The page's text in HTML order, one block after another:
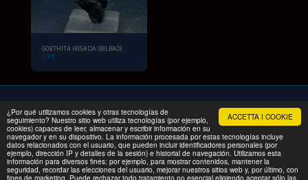
ACCETTA I COOKIE
¿Por qué utilizamos cookies y otras tecnologías de
seguimiento? Nuestro sitio web utiliza tecnologías (por ejemplo,
cookies) capaces de leer, almacenar y escribir información en su
navegador y en su dispositivo. La información procesada por estas tecnologías incluye
datos relacionados con el usuario, que pueden incluir identificadores personales (por
ejemplo, dirección IP y detalles de la sesión) e historial de navegación. Utilizamos esta
información para diversos fines: por ejemplo, para mostrar contenidos, mantener la
seguridad, recordar las elecciones del usuario, mejorar nuestros sitios web y, por último, con
fines de marketing. Puede rechazar todo tratamiento no esencial eligiendo aceptar sólo las
GOETHITA IRISADA (BILBAO)
29€
INIZIO PRODOTTI ESCURSIONE IN FAMIGLIA Altro
Copyright © 2026 Tutti i diritti riservati -MINERALPRIX
Condizioni|Privacy